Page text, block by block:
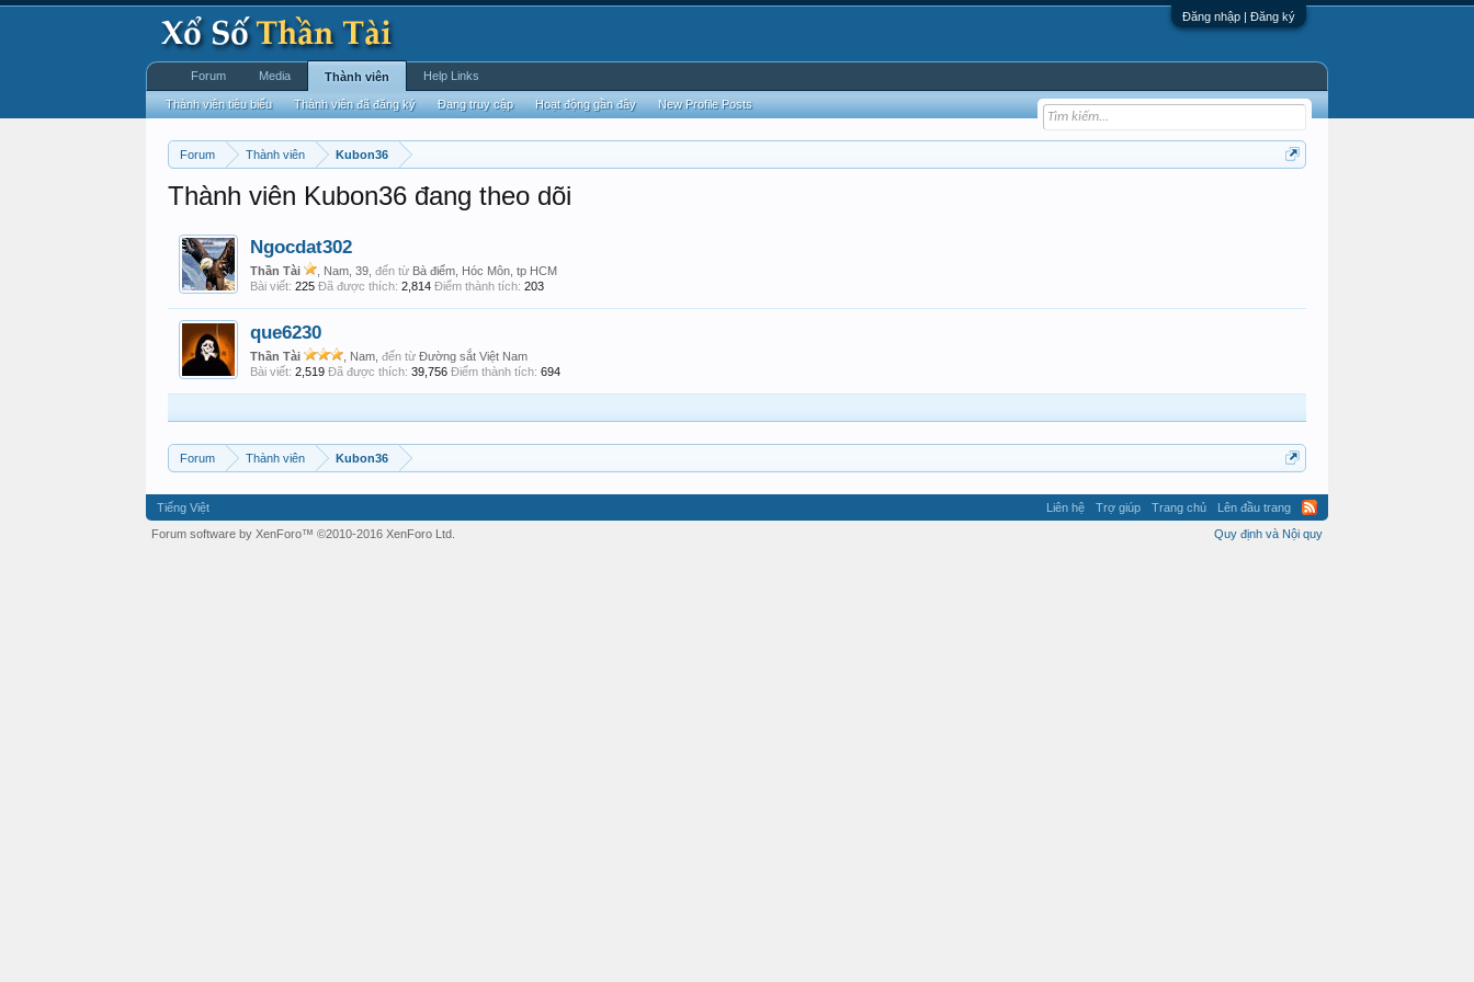
Đăng nhập | Đăng ký
Forum Thành viên Kubon36
Thành viên Kubon36 đang theo dõi
Ngocdat302
Thần Tài , Nam, 39, đến từ Bà điểm, Hóc Môn, tp HCM
Bài viết: 225 Đã được thích: 2,814 Điểm thành tích: 203
que6230
Thần Tài , Nam, đến từ Đường sắt Việt Nam
Bài viết: 2,519 Đã được thích: 39,756 Điểm thành tích: 694
Forum Thành viên Kubon36
Forum Media Thành viên
Thành viên tiêu biểu Thành viên đã đăng ký Đang truy cập Hoạt động gần đây New Profile Posts
Help Links
Tiếng Việt Liên hệ Trợ giúp Trang chủ
Lên đầu trang
Quy định và Nội quy
Forum software by XenForo™ ©2010-2016 XenForo Ltd.